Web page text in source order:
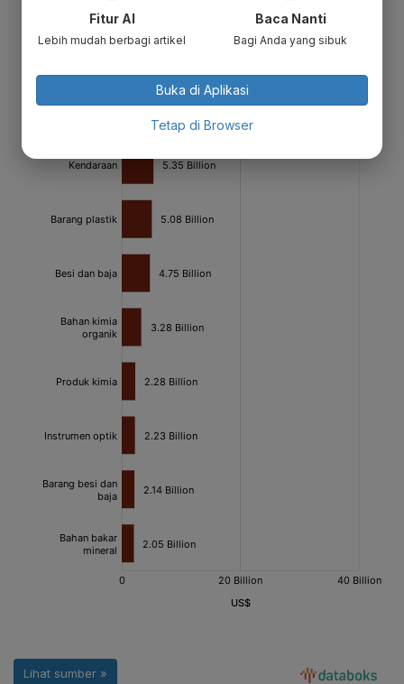
Fitur AI
Lebih mudah berbagi artikel
Baca Nanti
Bagi Anda yang sibuk
Buka di Aplikasi
Tetap di Browser